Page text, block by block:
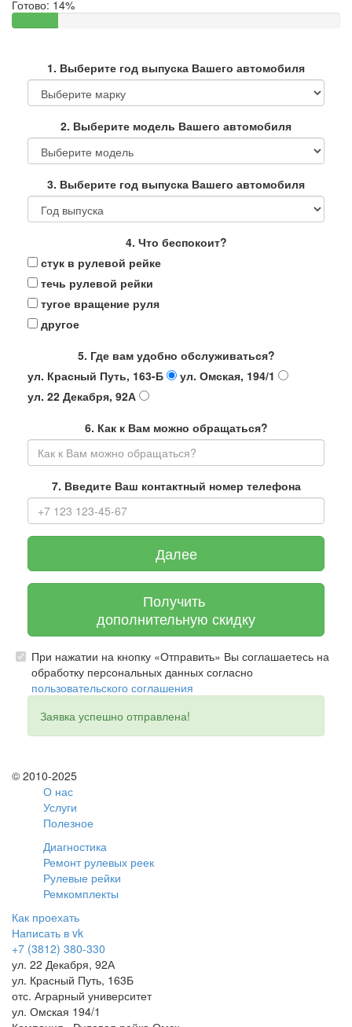
Готово: 14%
1. Выберите год выпуска Вашего автомобиля
2. Выберите модель Вашего автомобиля
3. Выберите год выпуска Вашего автомобиля
4. Что беспокоит?
стук в рулевой рейке
течь рулевой рейки
тугое вращение руля
другое
5. Где вам удобно обслуживаться?
ул. Красный Путь, 163-Б
ул. Омская, 194/1
ул. 22 Декабря, 92А
6. Как к Вам можно обращаться?
7. Введите Ваш контактный номер телефона
Далее
Получить
дополнительную скидку
При нажатии на кнопку «Отправить» Вы соглашаетесь на
обработку персональных данных согласно
пользовательского соглашения
Заявка успешно отправлена!
© 2010-2025
О нас
Услуги
Полезное
Диагностика
Ремонт рулевых реек
Рулевые рейки
Ремкомплекты
Как проехать
Написать в vk
+7 (3812) 380-330
ул. 22 Декабря, 92А
ул. Красный Путь, 163Б
отс. Аграрный университет
ул. Омская 194/1